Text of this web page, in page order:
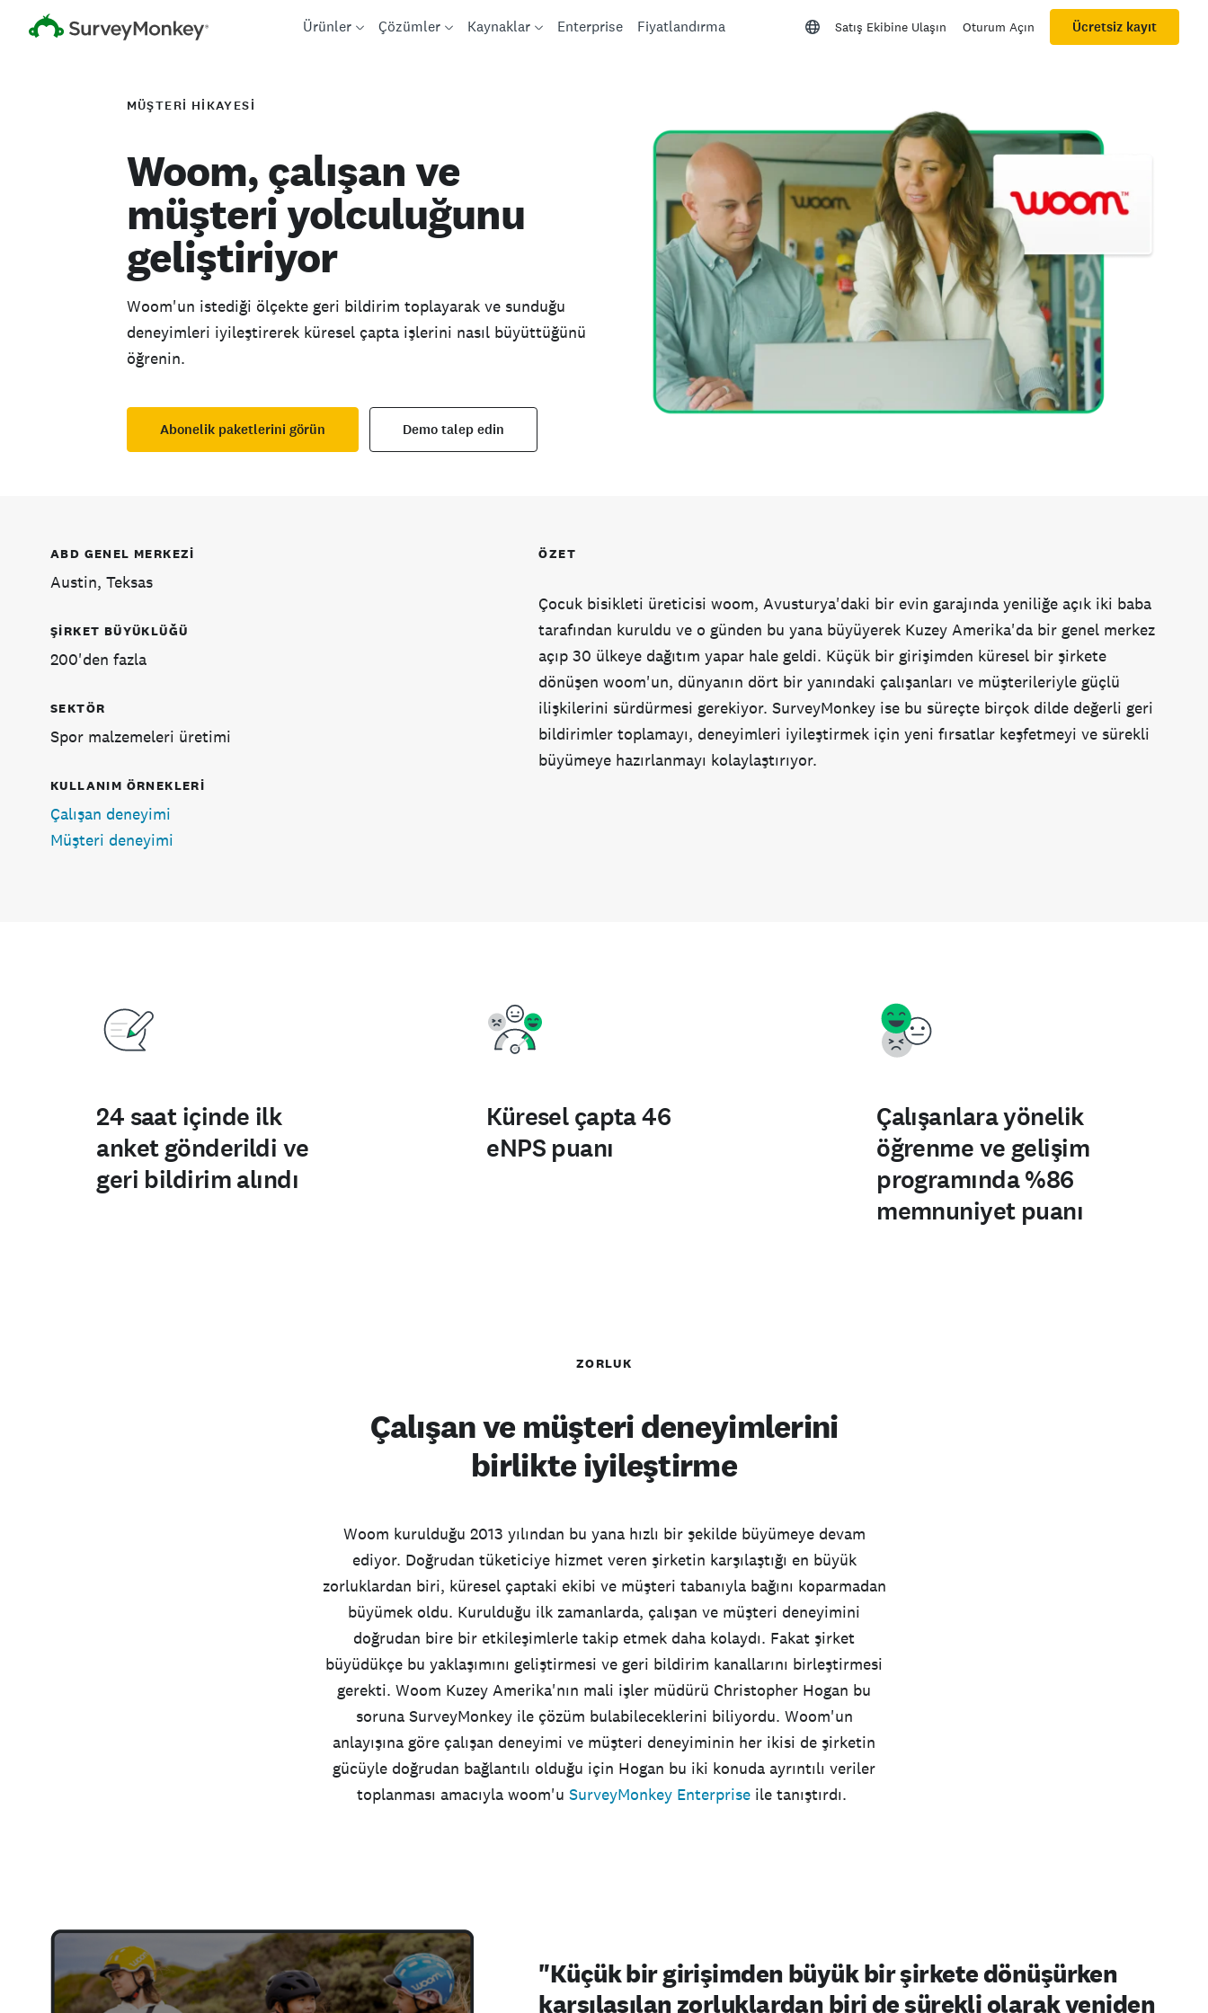
Ürünler Çözümler Kaynaklar Enterprise Fiyatlandırma Satış Ekibine Ulaşın Oturum Açın Ücretsiz kayıt
MÜŞTERİ HİKAYESİ
Woom, çalışan ve
müşteri yolculuğunu
geliştiriyor
Woom'un istediği ölçekte geri bildirim toplayarak ve sunduğu
deneyimleri iyileştirerek küresel çapta işlerini nasıl büyüttüğünü
öğrenin.
Abonelik paketlerini görün Demo talep edin
ABD GENEL MERKEZİ
Austin, Teksas
ŞİRKET BÜYÜKLÜĞÜ
200'den fazla
SEKTÖR
Spor malzemeleri üretimi
KULLANIM ÖRNEKLERİ
Çalışan deneyimi
Müşteri deneyimi
ÖZET
Çocuk bisikleti üreticisi woom, Avusturya'daki bir evin garajında yeniliğe açık iki baba
tarafından kuruldu ve o günden bu yana büyüyerek Kuzey Amerika'da bir genel merkez
açıp 30 ülkeye dağıtım yapar hale geldi. Küçük bir girişimden küresel bir şirkete
dönüşen woom'un, dünyanın dört bir yanındaki çalışanları ve müşterileriyle güçlü
ilişkilerini sürdürmesi gerekiyor. SurveyMonkey ise bu süreçte birçok dilde değerli geri
bildirimler toplamayı, deneyimleri iyileştirmek için yeni fırsatlar keşfetmeyi ve sürekli
büyümeye hazırlanmayı kolaylaştırıyor.
24 saat içinde ilk
anket gönderildi ve
geri bildirim alındı
Küresel çapta 46
eNPS puanı
Çalışanlara yönelik
öğrenme ve gelişim
programında %86
memnuniyet puanı
ZORLUK
Çalışan ve müşteri deneyimlerini
birlikte iyileştirme
Woom kurulduğu 2013 yılından bu yana hızlı bir şekilde büyümeye devam
ediyor. Doğrudan tüketiciye hizmet veren şirketin karşılaştığı en büyük
zorluklardan biri, küresel çaptaki ekibi ve müşteri tabanıyla bağını koparmadan
büyümek oldu. Kurulduğu ilk zamanlarda, çalışan ve müşteri deneyimini
doğrudan bire bir etkileşimlerle takip etmek daha kolaydı. Fakat şirket
büyüdükçe bu yaklaşımını geliştirmesi ve geri bildirim kanallarını birleştirmesi
gerekti. Woom Kuzey Amerika'nın mali işler müdürü Christopher Hogan bu
soruna SurveyMonkey ile çözüm bulabileceklerini biliyordu. Woom'un
anlayışına göre çalışan deneyimi ve müşteri deneyiminin her ikisi de şirketin
gücüyle doğrudan bağlantılı olduğu için Hogan bu iki konuda ayrıntılı veriler
toplanması amacıyla woom'u SurveyMonkey Enterprise ile tanıştırdı.
"Küçük bir girişimden büyük bir şirkete dönüşürken
karşılaşılan zorluklardan biri de sürekli olarak yeniden